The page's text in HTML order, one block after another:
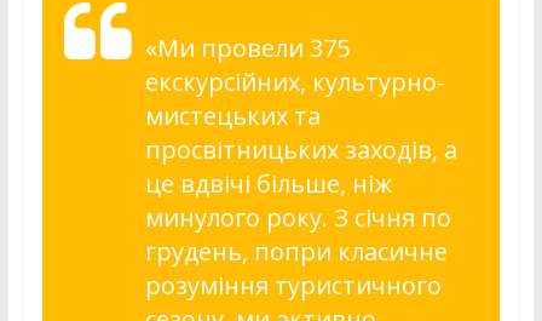
«Ми провели 375
екскурсійних, культурно-
мистецьких та
просвітницьких заходів, а
це вдвічі більше, ніж
минулого року. З січня по
грудень, попри класичне
розуміння туристичного